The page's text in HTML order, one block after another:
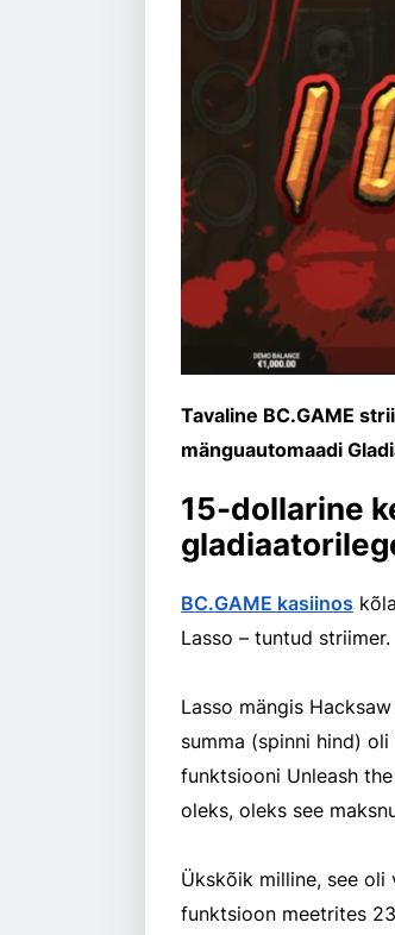
Tavaline BC.GAME
mänguautomaadi
15-dollarine
BC.GAME kasiinos
Lasso – tuntud striimer.
Lasso mängis
summa (spinni hind)
funktsiooni Unleash
oleks, oleks see
Ükskõik milline, see oli
funktsioon meetrites